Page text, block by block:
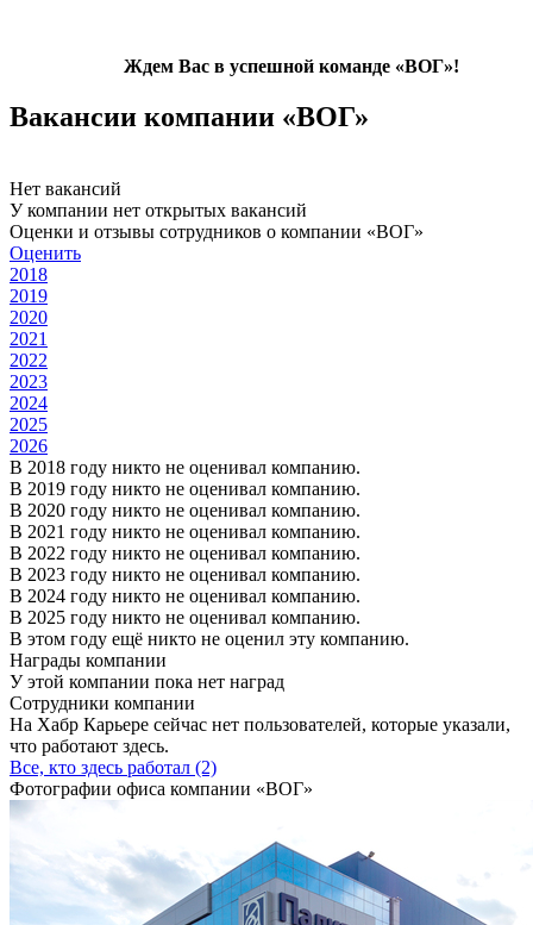
Ждем Вас в успешной команде «ВОГ»!
Вакансии компании «ВОГ»
Нет вакансий
У компании нет открытых вакансий
Оценки и отзывы сотрудников о компании «ВОГ»
Оценить
2018
2019
2020
2021
2022
2023
2024
2025
2026
В 2018 году никто не оценивал компанию.
В 2019 году никто не оценивал компанию.
В 2020 году никто не оценивал компанию.
В 2021 году никто не оценивал компанию.
В 2022 году никто не оценивал компанию.
В 2023 году никто не оценивал компанию.
В 2024 году никто не оценивал компанию.
В 2025 году никто не оценивал компанию.
В этом году ещё никто не оценил эту компанию.
Награды компании
У этой компании пока нет наград
Сотрудники компании
На Хабр Карьере сейчас нет пользователей, которые указали,
что работают здесь.
Все, кто здесь работал (2)
Фотографии офиса компании «ВОГ»